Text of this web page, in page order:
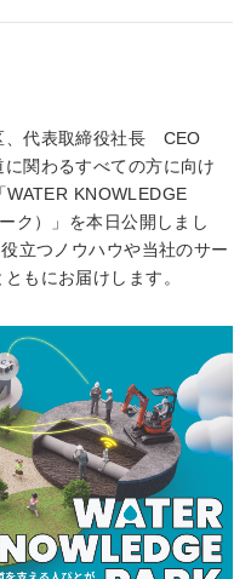
、代表取締役社長 CEO
関わるすべての方に向け
KNOWLEDGE
ク）」を本日公開しまし
立つノウハウや当社のサー
もにお届けします。